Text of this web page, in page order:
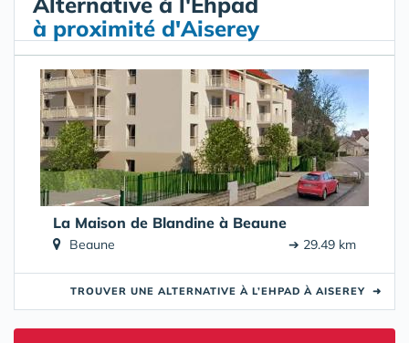
à proximité d'Aiserey
La Maison de Blandine à Beaune
Beaune ➔ 29.49 km
TROUVER UNE ALTERNATIVE À L’EHPAD À AISEREY ➜